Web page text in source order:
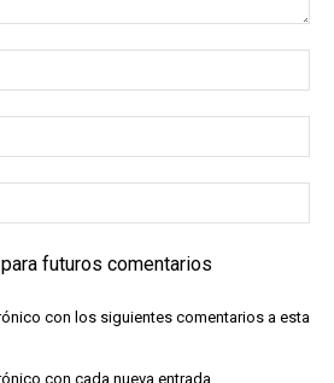
futuros comentarios
con los siguientes comentarios a esta
con cada nueva entrada.